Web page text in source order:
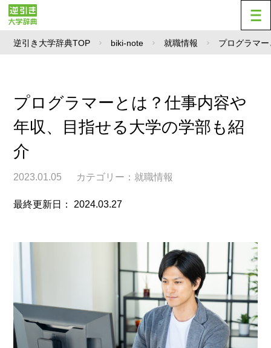
逆引き大学辞典TOP biki-note 就職情報 プログラマ
プログラマーとは？仕事内容や
年収、目指せる大学の学部も紹
介
2023.01.05 カテゴリー： 就職情報
最終更新日： 2024.03.27